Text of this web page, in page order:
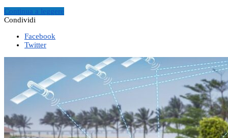
Continua a leggere
Condividi
Facebook
Twitter